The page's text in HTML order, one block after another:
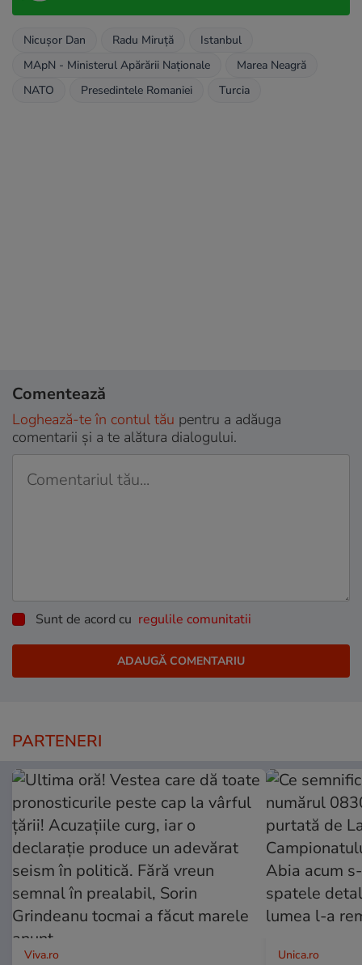
Nicușor Dan Radu Miruță
Istanbul
MApN - Ministerul Apărării Naționale
Marea Neagră
NATO
Presedintele Romaniei Turcia
Comentează
Loghează-te în contul tău pentru a adăuga
comentarii și a te alătura dialogului.
Sunt de acord cu regulile comunitatii
PARTENERI
Viva.ro Unica.ro